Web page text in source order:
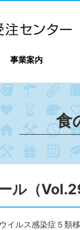
事業案内
食
ル（
ルス感染症